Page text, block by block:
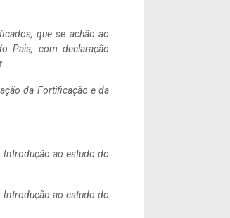
que se achão ao
Pais, com declaração
da Fortificação e da
ao estudo do
ao estudo do